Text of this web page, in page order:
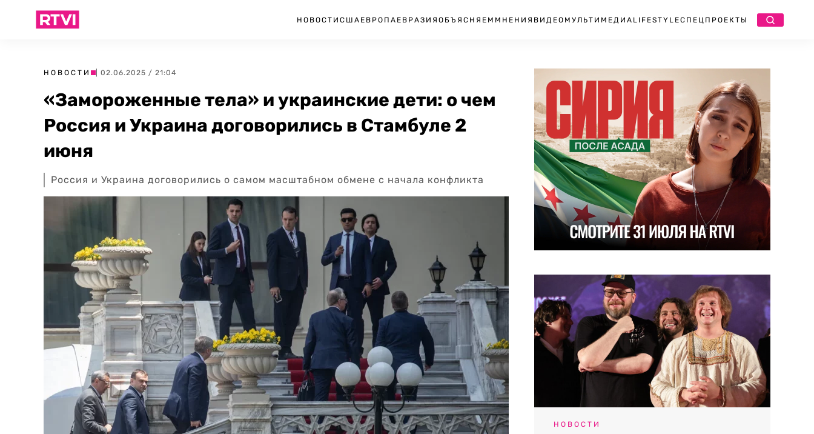
НОВОСТИ США ЕВРОПА ЕВРАЗИЯ ОБЪЯСНЯЕМ МНЕНИЯ ВИДЕО МУЛЬТИМЕДИА LIFESTYLEСПЕЦПРОЕКТЫ
НОВОСТИ | 02.06.2025 / 21:04
«Замороженные тела» и украинские дети: о чем
Россия и Украина договорились в Стамбуле 2
июня
Россия и Украина договорились о самом масштабном обмене с начала конфликта
НОВОСТИ